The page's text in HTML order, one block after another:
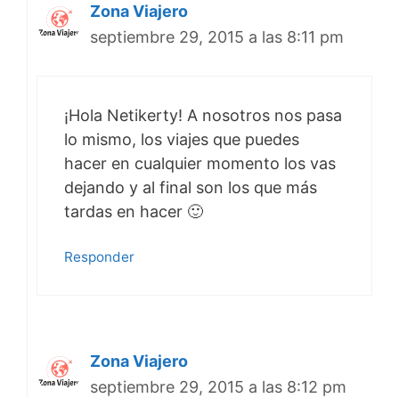
Zona Viajero
septiembre 29, 2015 a las 8:11 pm
¡Hola Netikerty! A nosotros nos pasa
lo mismo, los viajes que puedes
hacer en cualquier momento los vas
dejando y al final son los que más
tardas en hacer 🙂
Responder
Zona Viajero
septiembre 29, 2015 a las 8:12 pm